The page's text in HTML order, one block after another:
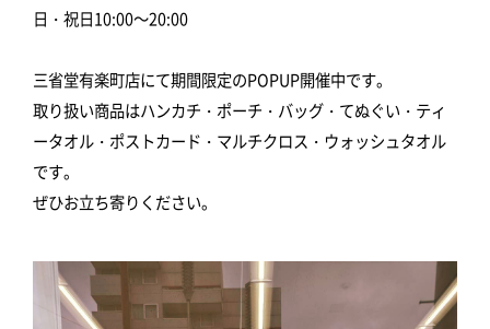
日・祝日10:00～20:00
三省堂有楽町店にて期間限定のPOPUP開催中です。
取り扱い商品はハンカチ・ポーチ・バッグ・てぬぐい・ティ
ータオル・ポストカード・マルチクロス・ウォッシュタオル
です。
ぜひお立ち寄りください。